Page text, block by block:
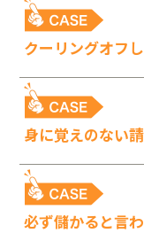
クーリングオフ
身に覚えのない
必ず儲かると言